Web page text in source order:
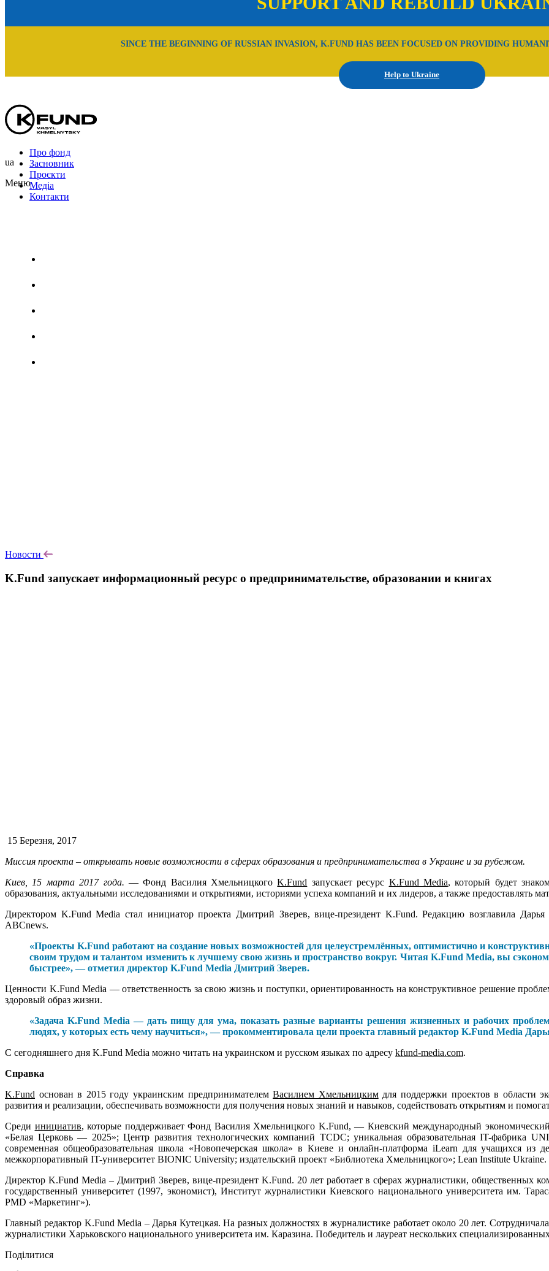
SINCE THE BEGINNING OF RUSSIAN INVASION, K.FUND HAS BEEN FOCUSED ON PROVIDING
Help to Ukraine
Про фонд
Засновник
Проєкти
Медіа
Контакти
ua
Меню
Новости
K.Fund запускает информационный ресурс о предпринимательстве, образовании и книгах
15 Березня, 2017
Миссия проекта – открывать новые возможности в сферах образования и предпринимательства в Украине и за рубежом.
Киев, 15 марта 2017 года. — Фонд Василия ХмельницкогоK.Fund запускает ресурс K.Fund Media, который будет
образования, актуальными исследованиями и открытиями, историями успеха компаний и их лидеров, а также предоставлять
Директором K.Fund Media стал инициатор проекта Дмитрий Зверев, вице-президент K.Fund. Редакцию возглавила
ABCnews.
«Проекты K.Fund работают на создание новых возможностей для целеустремлённых, оптимистично и
своим трудом и талантом изменить к лучшему свою жизнь и пространство вокруг. Читая K.Fund Media, вы
быстрее», — отметил директор K.Fund Media Дмитрий Зверев.
Ценности K.Fund Media — ответственность за свою жизнь и поступки, ориентированность на конструктивное решение
здоровый образ жизни.
«Задача K.Fund Media — дать пищу для ума, показать разные варианты решения жизненных и рабочих
людях, у которых есть чему научиться», — прокомментировала цели проекта главный редактор K.Fund Media
С сегодняшнего дня K.Fund Media можно читать на украинском и русском языках по адресу kfund-media.com.
Справка
K.Fund основан в 2015 году украинским предпринимателемВасилием Хмельницкимдля поддержки проектов в области
развития и реализации, обеспечивать возможности для получения новых знаний и навыков, содействовать открытиям и
Среди инициатив, которые поддерживает Фонд Василия Хмельницкого K.Fund, — Киевский международный
«Белая Церковь — 2025»; Центр развития технологических компаний TCDC; уникальная образовательная IT-фабрика
современная общеобразовательная школа «Новопечерская школа» в Киеве и онлайн-платформа iLearn для учащихся
межкорпоративный IT-университет BIONIC University; издательский проект «Библиотека Хмельницкого»; Lean Institute Ukraine.
Директор K.Fund Media – Дмитрий Зверев, вице-президент K.Fund. 20 лет работает в сферах журналистики, общественных
государственный университет (1997, экономист), Институт журналистики Киевского национального университета им.
PMD «Маркетинг»).
Главный редактор K.Fund Media – Дарья Кутецкая. На разных должностях в журналистике работает около 20 лет.
журналистики Харьковского национального университета им. Каразина. Победитель и лауреат нескольких
Поділитися